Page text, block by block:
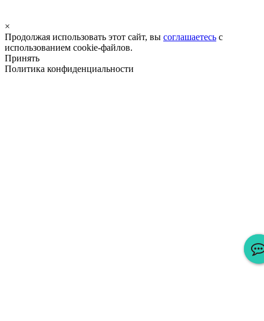
×
Продолжая использовать этот сайт, вы соглашаетесь с
использованием cookie-файлов.
Принять
Политика конфиденциальности